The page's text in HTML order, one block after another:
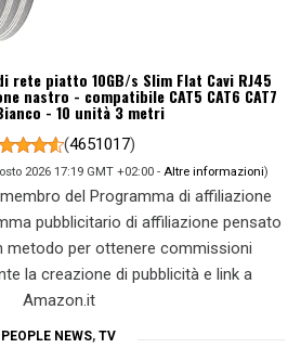
rete piatto 10GB/s Slim Flat Cavi RJ45
nastro - compatibile CAT5 CAT6 CAT7
- 10 unità 3 metri
(4651017)
2026 17:19 GMT +02:00 - Altre informazioni)
del Programma di affiliazione
pubblicitario di affiliazione pensato
metodo per ottenere commissioni
la creazione di pubblicità e link a
Amazon.it
NEWS, TV